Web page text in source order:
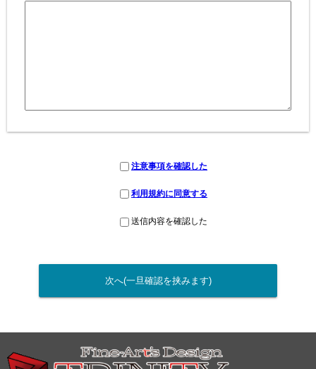
注意事項を確認した
利用規約に同意する
送信内容を確認した